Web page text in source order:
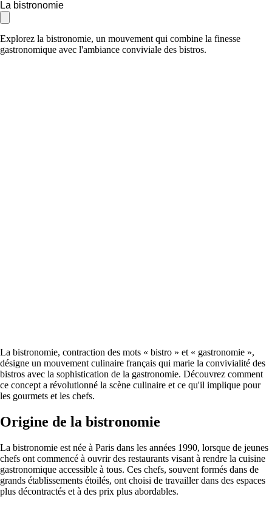
La bistronomie
Explorez la bistronomie, un mouvement qui combine la finesse
gastronomique avec l'ambiance conviviale des bistros.
La bistronomie, contraction des mots « bistro » et « gastronomie »,
désigne un mouvement culinaire français qui marie la convivialité des
bistros avec la sophistication de la gastronomie. Découvrez comment
ce concept a révolutionné la scène culinaire et ce qu'il implique pour
les gourmets et les chefs.
Origine de la bistronomie
La bistronomie est née à Paris dans les années 1990, lorsque de jeunes
chefs ont commencé à ouvrir des restaurants visant à rendre la cuisine
gastronomique accessible à tous. Ces chefs, souvent formés dans de
grands établissements étoilés, ont choisi de travailler dans des espaces
plus décontractés et à des prix plus abordables.